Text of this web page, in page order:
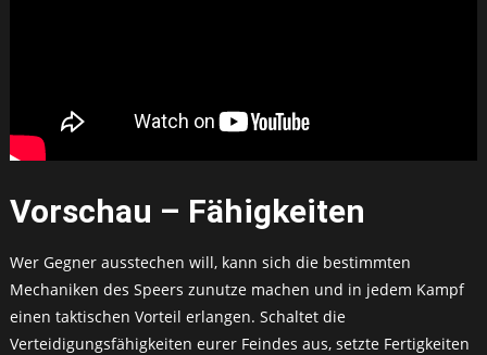
Vorschau – Fähigkeiten
Wer Gegner ausstechen will, kann sich die bestimmten
Mechaniken des Speers zunutze machen und in jedem Kampf
einen taktischen Vorteil erlangen. Schaltet die
Verteidigungsfähigkeiten eurer Feindes aus, setzte Fertigkeiten